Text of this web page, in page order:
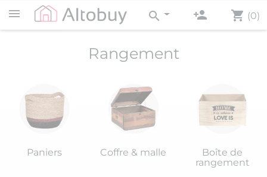
shopping_cart (0)
person_add
search
Rangement
Paniers Coffre & malle
Boîte de
rangement